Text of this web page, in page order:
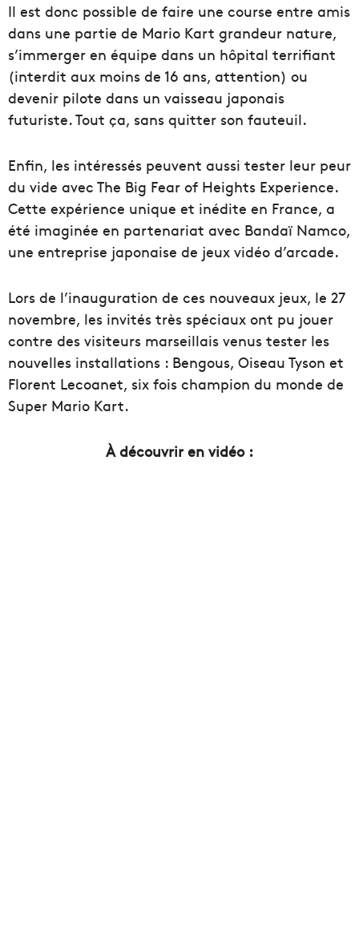
Il est donc possible de faire une course entre amis
dans une partie de Mario Kart grandeur nature,
s’immerger en équipe dans un hôpital terrifiant
(interdit aux moins de 16 ans, attention) ou
devenir pilote dans un vaisseau japonais
futuriste. Tout ça, sans quitter son fauteuil.
Enfin, les intéressés peuvent aussi tester leur peur
du vide avec The Big Fear of Heights Experience.
Cette expérience unique et inédite en France, a
été imaginée en partenariat avec Bandaï Namco,
une entreprise japonaise de jeux vidéo d’arcade.
Lors de l’inauguration de ces nouveaux jeux, le 27
novembre, les invités très spéciaux ont pu jouer
contre des visiteurs marseillais venus tester les
nouvelles installations : Bengous, Oiseau Tyson et
Florent Lecoanet, six fois champion du monde de
Super Mario Kart.
À découvrir en vidéo :